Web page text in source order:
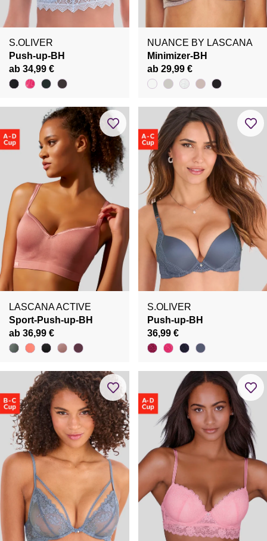
S.OLIVER
Push-up-BH
ab 34,99 €
NUANCE BY LASCANA
Minimizer-BH
ab 29,99 €
LASCANA ACTIVE
Sport-Push-up-BH
ab 36,99 €
S.OLIVER
Push-up-BH
36,99 €